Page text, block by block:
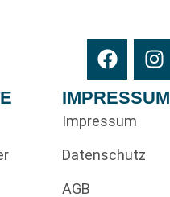
IMPRESSUM
Impressum
Datenschutz
AGB